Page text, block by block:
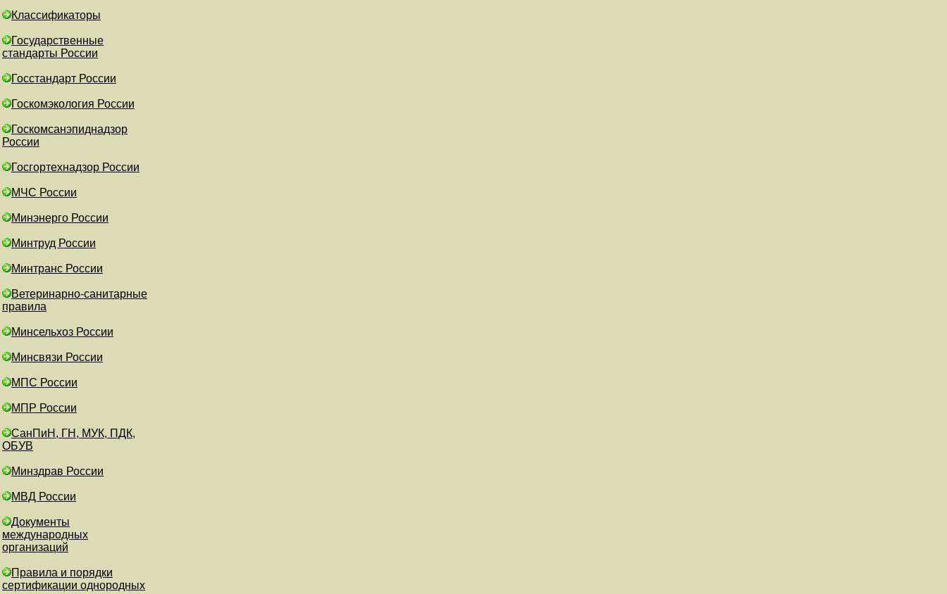
Классификаторы
Государственные
стандарты России
Госстандарт России
Госкомэкология России
Госкомсанэпиднадзор
России
Госгортехнадзор России
МЧС России
Минэнерго России
Минтруд России
Минтранс России
Ветеринарно-санитарные
правила
Минсельхоз России
Минсвязи России
МПС России
МПР России
СанПиН, ГН, МУК, ПДК,
ОБУВ
Минздрав России
МВД России
Документы
международных
организаций
Правила и порядки
сертификации однородных